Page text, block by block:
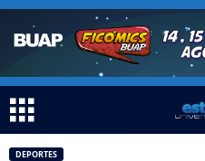
DEPORTES